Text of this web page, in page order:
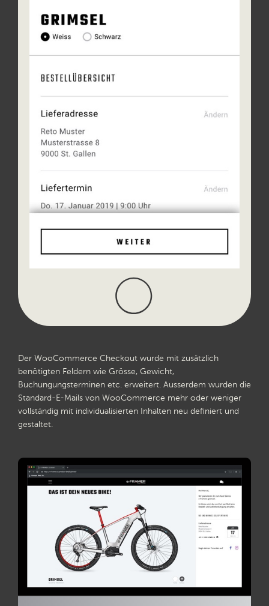
Der WooCommerce Checkout wurde mit zusätzlich
benötigten Feldern wie Grösse, Gewicht,
Buchungungsterminen etc. erweitert. Ausserdem wurden die
Standard-E-Mails von WooCommerce mehr oder weniger
vollständig mit individualisierten Inhalten neu definiert und
gestaltet.